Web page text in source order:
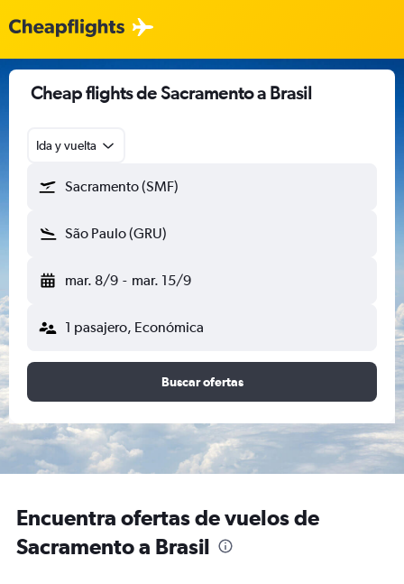
Cheap flights de Sacramento a Brasil
Ida y vuelta
Sacramento (SMF)
São Paulo (GRU)
mar. 8/9 - mar. 15/9
1 pasajero, Económica
Buscar ofertas
Encuentra ofertas de vuelos de
Sacramento a Brasil